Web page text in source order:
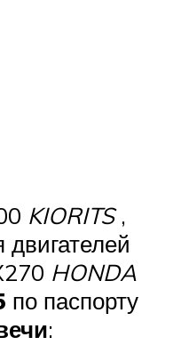
KIORITS,
двигателей
HONDA
по паспорту
: